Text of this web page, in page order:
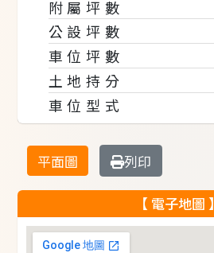
平面圖 列印
【 電子地圖 】
附屬坪數
公設坪數
車位坪數
土地持分
車位型式